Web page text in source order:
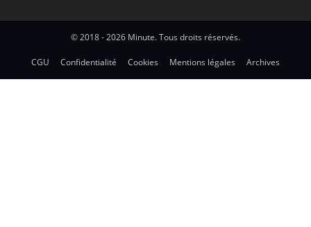
© 2018 - 2026 Minute. Tous droits réservés.
CGU Confidentialité Cookies Mentions légales Archives